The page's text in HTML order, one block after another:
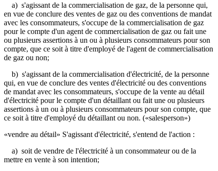
a) s'agissant de la commercialisation de gaz, de la personne qui,
en vue de conclure des ventes de gaz ou des conventions de mandat
avec les consommateurs, s'occupe de la commercialisation de gaz
pour le compte d'un agent de commercialisation de gaz ou fait une
ou plusieurs assertions à un ou à plusieurs consommateurs pour son
compte, que ce soit à titre d'employé de l'agent de commercialisation
de gaz ou non;
b) s'agissant de la commercialisation d'électricité, de la personne
qui, en vue de conclure des ventes d'électricité ou des conventions
de mandat avec les consommateurs, s'occupe de la vente au détail
d'électricité pour le compte d'un détaillant ou fait une ou plusieurs
assertions à un ou à plusieurs consommateurs pour son compte, que
ce soit à titre d'employé du détaillant ou non. («salesperson»)
«vendre au détail» S'agissant d'électricité, s'entend de l'action :
a) soit de vendre de l'électricité à un consommateur ou de la
mettre en vente à son intention;